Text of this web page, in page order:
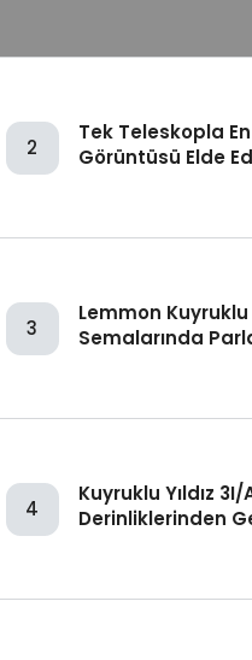
2
Tek Teleskopla En
Görüntüsü Elde
3
Lemmon Kuyruklu
Semalarında
4
Kuyruklu Yıldız 3I/
Derinliklerinden